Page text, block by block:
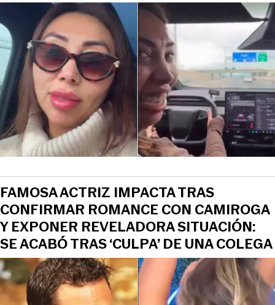
FAMOSA ACTRIZ IMPACTA TRAS
CONFIRMAR ROMANCE CON CAMIROGA
Y EXPONER REVELADORA SITUACIÓN:
SE ACABÓ TRAS ‘CULPA’ DE UNA COLEGA